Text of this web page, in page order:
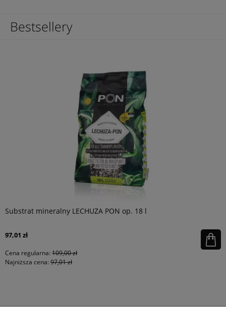
Bestsellery
Substrat mineralny LECHUZA PON op. 18 l
97,01 zł
Cena regularna: 109,00 zł
Najniższa cena: 97,01 zł